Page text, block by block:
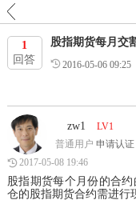
1
回答
股指期货每月交
2016-05-06 09:25
zw1
LV1
普通用户 申请认证
2017-05-08 19:46
股指期货每个月份的合
仓的股指期货合约需进行